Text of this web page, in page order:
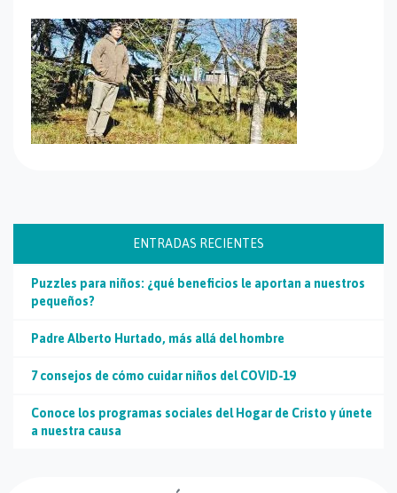
ENTRADAS RECIENTES
Puzzles para niños: ¿qué beneficios le aportan a nuestros
pequeños?
Padre Alberto Hurtado, más allá del hombre
7 consejos de cómo cuidar niños del COVID-19
Conoce los programas sociales del Hogar de Cristo y únete
a nuestra causa